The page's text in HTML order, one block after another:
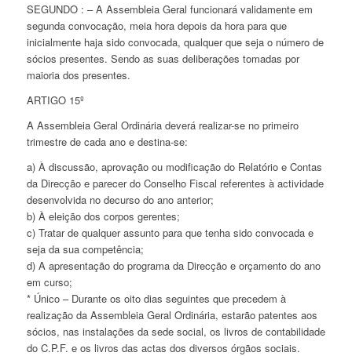
SEGUNDO : – A Assembleia Geral funcionará validamente em
segunda convocação, meia hora depois da hora para que
inicialmente haja sido convocada, qualquer que seja o número de
sócios presentes. Sendo as suas deliberações tomadas por
maioria dos presentes.
ARTIGO 15º
A Assembleia Geral Ordinária deverá realizar-se no primeiro
trimestre de cada ano e destina-se:
a) À discussão, aprovação ou modificação do Relatório e Contas
da Direcção e parecer do Conselho Fiscal referentes à actividade
desenvolvida no decurso do ano anterior;
b) À eleição dos corpos gerentes;
c) Tratar de qualquer assunto para que tenha sido convocada e
seja da sua competência;
d) A apresentação do programa da Direcção e orçamento do ano
em curso;
* Único – Durante os oito dias seguintes que precedem à
realização da Assembleia Geral Ordinária, estarão patentes aos
sócios, nas instalações da sede social, os livros de contabilidade
do C.P.F. e os livros das actas dos diversos órgãos sociais.